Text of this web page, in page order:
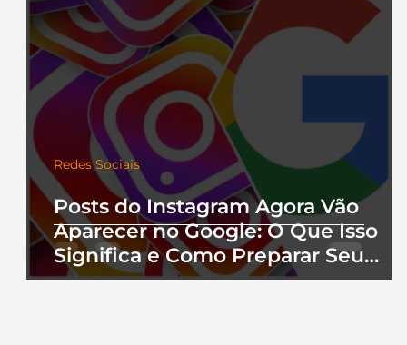
Posts do Instagram Agora Vão
Aparecer no Google: O Que Isso
Significa e Como Preparar Seu
Perfil
Redes Sociais